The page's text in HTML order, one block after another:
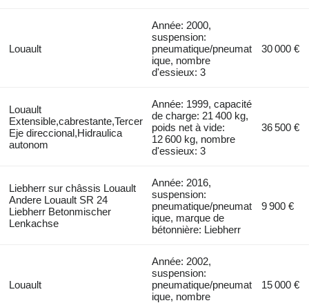
Louault
Année: 2000,
suspension:
pneumatique/pneumat
ique, nombre
d'essieux: 3
30 000 €
Louault
Extensible,cabrestante,Tercer
Eje direccional,Hidraulica
autonom
Année: 1999, capacité
de charge: 21 400 kg,
poids net à vide:
12 600 kg, nombre
d'essieux: 3
36 500 €
Liebherr sur châssis Louault
Andere Louault SR 24
Liebherr Betonmischer
Lenkachse
Année: 2016,
suspension:
pneumatique/pneumat
ique, marque de
bétonnière: Liebherr
9 900 €
Louault
Année: 2002,
suspension:
pneumatique/pneumat
ique, nombre
15 000 €